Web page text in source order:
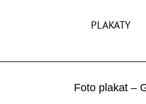
PLAKATY
Foto plakat –